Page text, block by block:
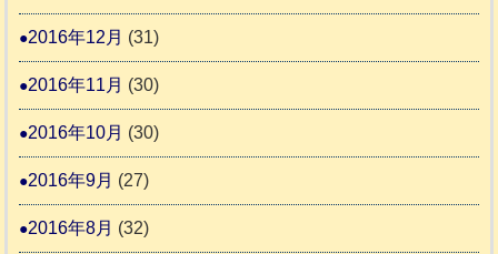
2016年12月 (31)
2016年11月 (30)
2016年10月 (30)
2016年9月 (27)
2016年8月 (32)